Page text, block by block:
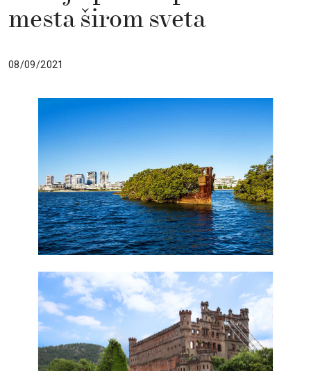
mesta širom sveta
08/09/2021